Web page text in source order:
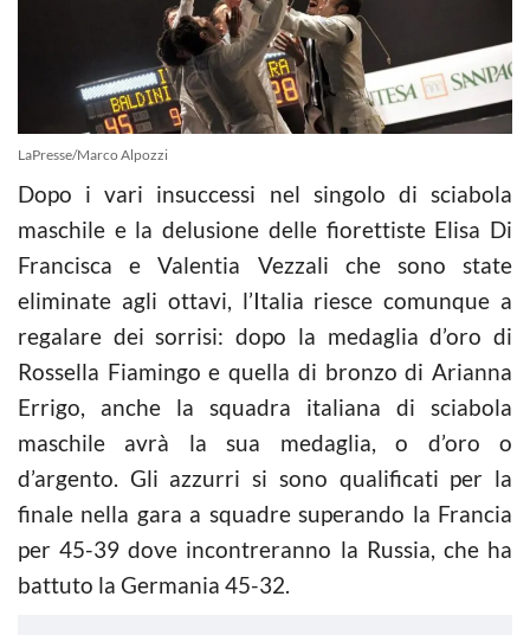
LaPresse/Marco Alpozzi
Dopo i vari insuccessi nel singolo di sciabola
maschile e la delusione delle fiorettiste Elisa Di
Francisca e Valentia Vezzali che sono state
eliminate agli ottavi, l’Italia riesce comunque a
regalare dei sorrisi: dopo la medaglia d’oro di
Rossella Fiamingo e quella di bronzo di Arianna
Errigo, anche la squadra italiana di sciabola
maschile avrà la sua medaglia, o d’oro o
d’argento. Gli azzurri si sono qualificati per la
finale nella gara a squadre superando la Francia
per 45-39 dove incontreranno la Russia, che ha
battuto la Germania 45-32.